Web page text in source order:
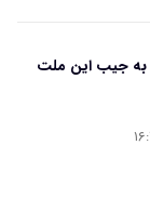
به جیب این ملت